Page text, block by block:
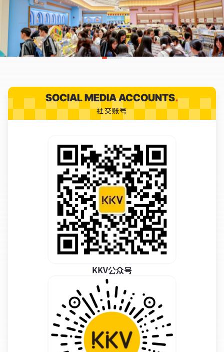
SOCIAL MEDIA ACCOUNTS.
社交账号
KKV公众号